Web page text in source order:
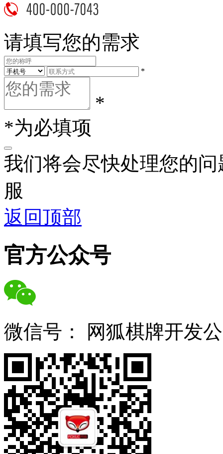
请填写您的需求
*
*
*为必填项
我们将会尽快处理您的
服
返回顶部
官方公众号
微信号： 网狐棋牌开发